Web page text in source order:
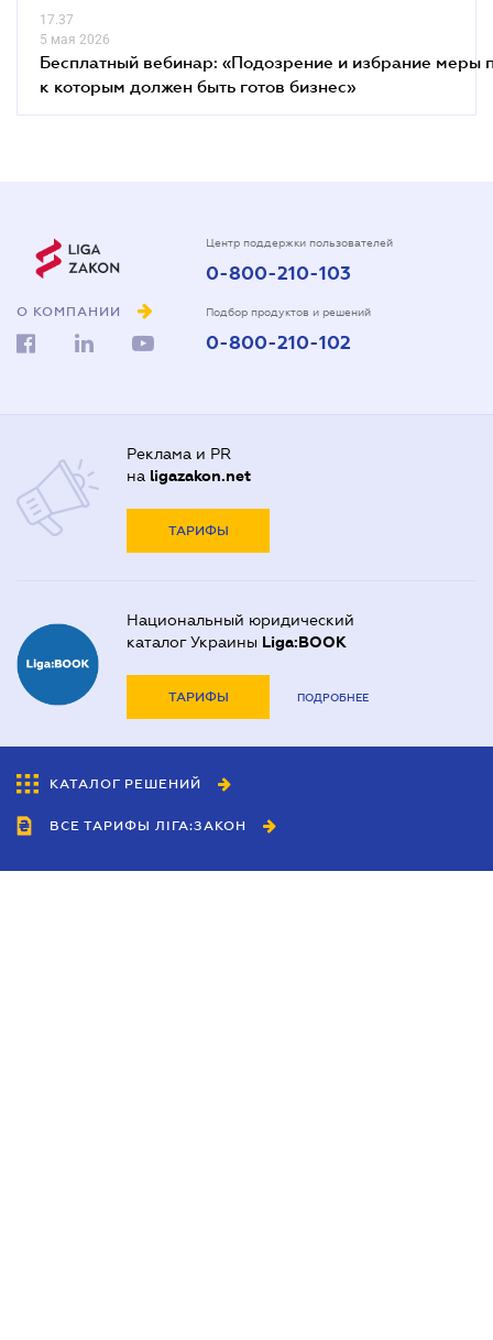
17.37
5 мая 2026
Бесплатный вебинар: «Подозрение и избрание меры
к которым должен быть готов бизнес»
О КОМПАНИИ
Центр поддержки пользователей
0-800-210-103
Подбор продуктов и решений
0-800-210-102
Реклама и PR
на ligazakon.net
ТАРИФЫ
Национальный юридический
каталог Украины Liga:BOOK
ТАРИФЫ ПОДРОБНЕЕ
КАТАЛОГ РЕШЕНИЙ
ВСЕ ТАРИФЫ ЛІГА:ЗАКОН